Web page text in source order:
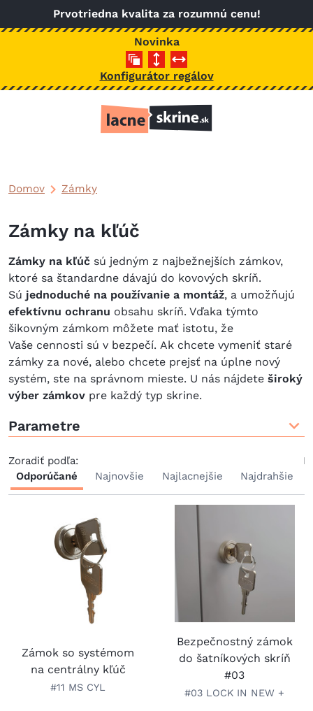
Skočiť na hlavný obsah
Prvotriedna kvalita za rozumnú cenu!
Novinka
Konfigurátor regálov
Domov Zámky
Zámky na kľúč
Zámky na kľúč sú jedným z najbežnejších zámkov,
ktoré sa štandardne dávajú do kovových skríň.
Sú jednoduché na používanie a montáž, a umožňujú
efektívnu ochranu obsahu skríň. Vďaka týmto
šikovným zámkom môžete mať istotu, že
Vaše cennosti sú v bezpečí. Ak chcete vymeniť staré
zámky za nové, alebo chcete prejsť na úplne nový
systém, ste na správnom mieste. U nás nájdete široký
výber zámkov pre každý typ skrine.
Parametre
Zoradiť podľa:
Odporúčané
Najnovšie Najlacnejšie Najdrahšie
Zámok so systémom
na centrálny kľúč
#11 MS CYL
Bezpečnostný zámok
do šatníkových skríň
#03
#03 LOCK IN NEW +